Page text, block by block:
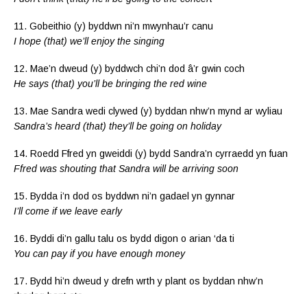
11. Gobeithio (y) byddwn ni’n mwynhau’r canu
I hope (that) we’ll enjoy the singing
12. Mae’n dweud (y) byddwch chi’n dod â’r gwin coch
He says (that) you’ll be bringing the red wine
13. Mae Sandra wedi clywed (y) byddan nhw’n mynd ar wyliau
Sandra’s heard (that) they’ll be going on holiday
14. Roedd Ffred yn gweiddi (y) bydd Sandra’n cyrraedd yn fuan
Ffred was shouting that Sandra will be arriving soon
15. Bydda i’n dod os byddwn ni’n gadael yn gynnar
I’ll come if we leave early
16. Byddi di’n gallu talu os bydd digon o arian ‘da ti
You can pay if you have enough money
17. Bydd hi’n dweud y drefn wrth y plant os byddan nhw’n